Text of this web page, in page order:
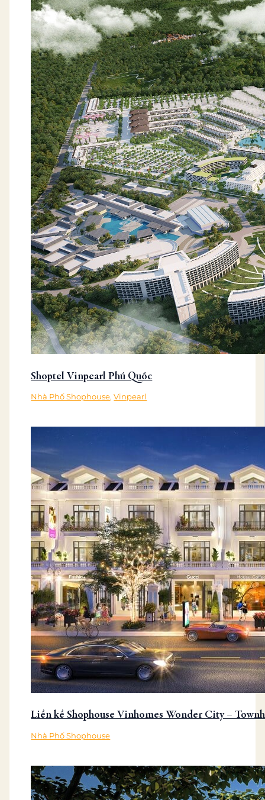
Shoptel Vinpearl Phú Quốc
Nhà Phố Shophouse,Vinpearl
Liền kề Shophouse Vinhomes Wonder City –
Nhà Phố Shophouse